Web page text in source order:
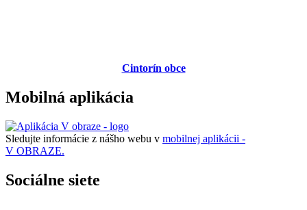
Cintorín obce
Mobilná aplikácia
Sledujte informácie z nášho webu v mobilnej aplikácii -
V OBRAZE.
Sociálne siete